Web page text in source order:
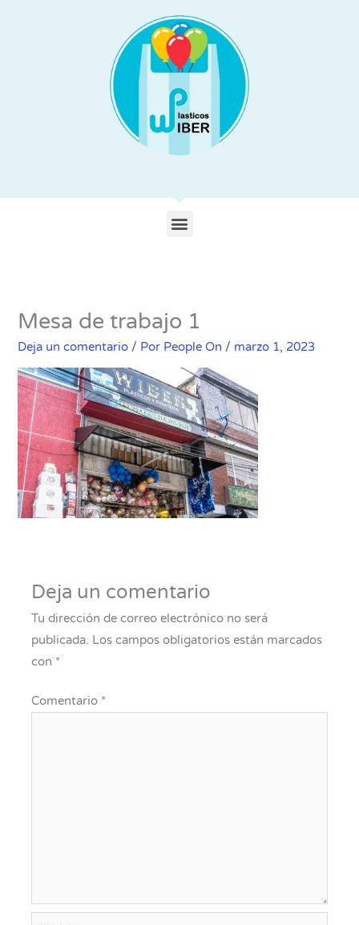
Menu
Mesa de trabajo 1
Deja un comentario / Por People On / marzo 1, 2023
Deja un comentario
Tu dirección de correo electrónico no será
publicada. Los campos obligatorios están marcados
con *
Comentario *